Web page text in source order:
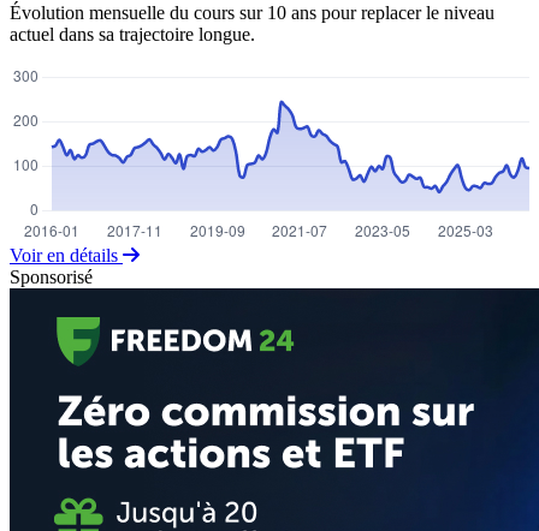
Évolution mensuelle du cours sur 10 ans pour replacer le niveau
actuel dans sa trajectoire longue.
Voir en détails
Sponsorisé